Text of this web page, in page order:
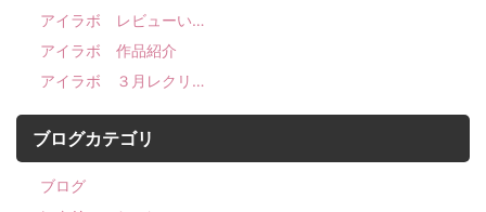
アイラボ レビューい…
アイラボ 作品紹介
アイラボ ３月レクリ…
ブログカテゴリ
ブログ